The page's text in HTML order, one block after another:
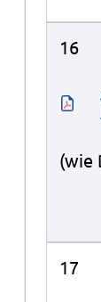
16
(wie
17